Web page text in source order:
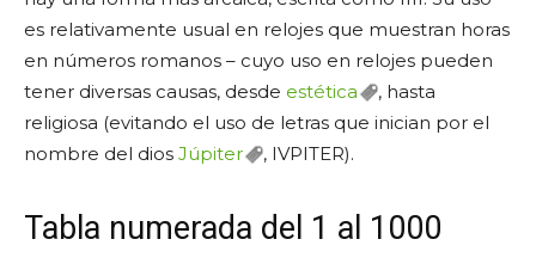
es relativamente usual en relojes que muestran horas
en números romanos – cuyo uso en relojes pueden
tener diversas causas, desde estética
, hasta
religiosa (evitando el uso de letras que inician por el
nombre del dios Júpiter , IVPITER).
Tabla numerada del 1 al 1000